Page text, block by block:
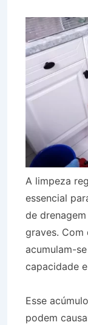
A limpeza
essencial
de
graves. Com
acumulam-
capacidade
Esse
podem